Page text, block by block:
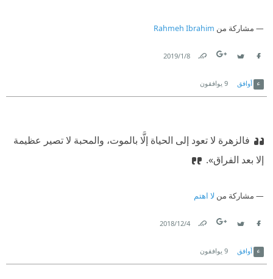
مشاركة من Rahmeh Ibrahim
8‏/1‏/2019
أوافق 9 يوافقون
فالزهرة لا تعود إلى الحياة إلَّا بالموت، والمحبة لا تصير عظيمة
إلا بعد الفراق».
مشاركة من لا اهتم
4‏/12‏/2018
أوافق 9 يوافقون